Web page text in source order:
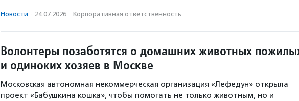
Новости · 24.07.2026 · Корпоративная ответственность
Волонтеры позаботятся о домашних животных
и одиноких хозяев в Москве
Московская автономная некоммерческая организация «Лефедун» открыла
проект «Бабушкина кошка», чтобы помогать не только животным, но и